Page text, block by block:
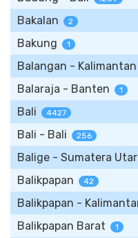
Bakalan 2
Bakung 1
Balangan -
Balaraja - Banten 1
Bali 4427
Bali - Bali 256
Balige - Sumatera
Balikpapan 42
Balikpapan -
Balikpapan Barat 1